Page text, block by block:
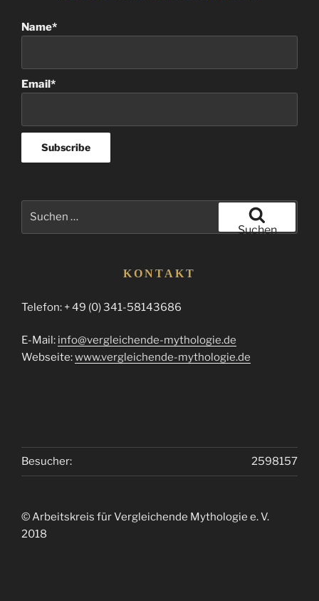
Name*
Email*
Suchen
KONTAKT
Telefon: + 49 (0) 341-58143686
E-Mail: info@vergleichende-mythologie.de
Webseite:www.vergleichende-mythologie.de
2598157
Besucher:
© Arbeitskreis für Vergleichende Mythologie e. V.
2018